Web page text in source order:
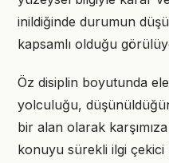
inildiğinde durumun
kapsamlı olduğu
Öz disiplin boyutunda ele
yolculuğu,
bir alan olarak
konuyu sürekli ilgi çekici